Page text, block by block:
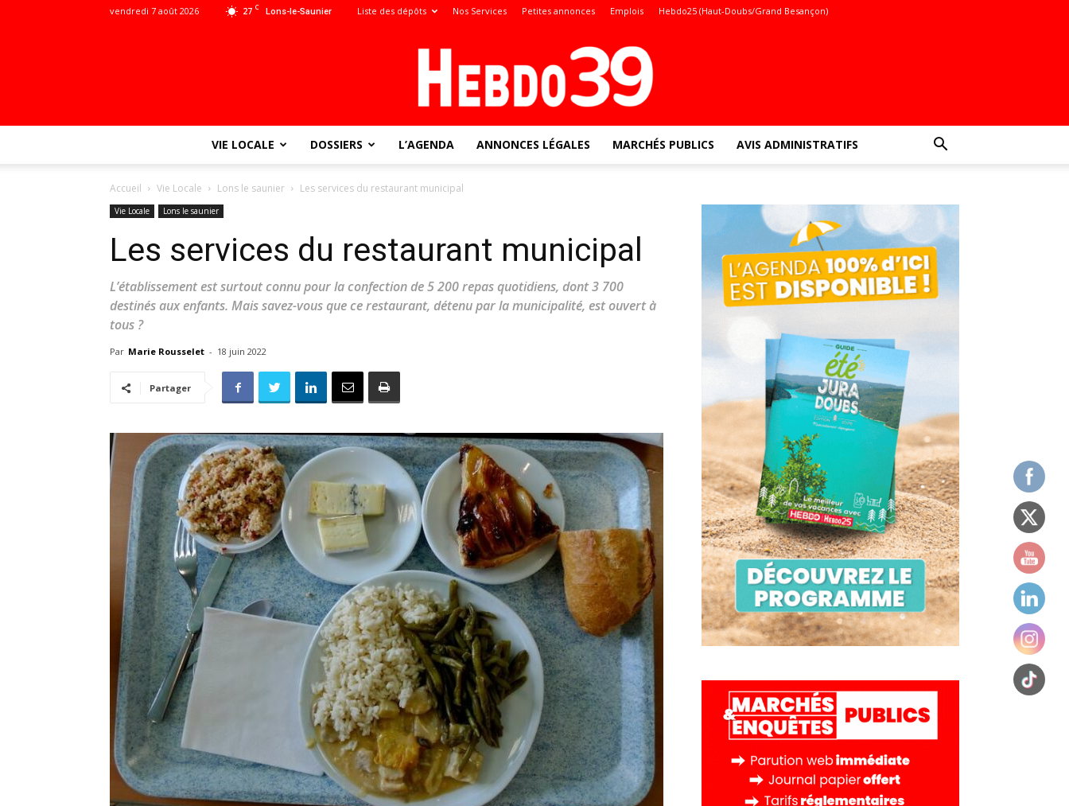
27 C Lons-le-Saunier
vendredi 7 août 2026 Liste des dépôts Nos Services Petites annonces Emplois Hebdo25 (Haut-Doubs/Grand Besançon)
l'info
locale
Hebdo39
VIE LOCALE DOSSIERS L’AGENDA ANNONCES LÉGALES MARCHÉS PUBLICS AVIS ADMINISTRATIFS
Accueil Vie Locale Lons le saunier Les services du restaurant municipal
Vie Locale Lons le saunier
Les services du restaurant municipal
L’établissement est surtout connu pour la confection de 5 200 repas quotidiens, dont 3 700
destinés aux enfants. Mais savez-vous que ce restaurant, détenu par la municipalité, est ouvert à
tous ?
Par Marie Rousselet - 18 juin 2022
Partager